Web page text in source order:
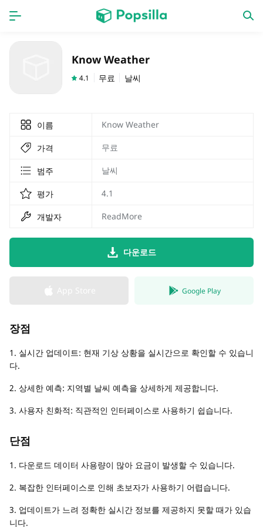
Know Weather
4.1 무료 날씨
이름 Know Weather
가격 무료
범주 날씨
평가 4.1
개발자 ReadMore
다운로드
Google Play
장점
1. 실시간 업데이트: 현재 기상 상황을 실시간으로 확인할 수 있습니
다.
2. 상세한 예측: 지역별 날씨 예측을 상세하게 제공합니다.
3. 사용자 친화적: 직관적인 인터페이스로 사용하기 쉽습니다.
단점
1. 다운로드 데이터 사용량이 많아 요금이 발생할 수 있습니다.
2. 복잡한 인터페이스로 인해 초보자가 사용하기 어렵습니다.
3. 업데이트가 느려 정확한 실시간 정보를 제공하지 못할 때가 있습
니다.